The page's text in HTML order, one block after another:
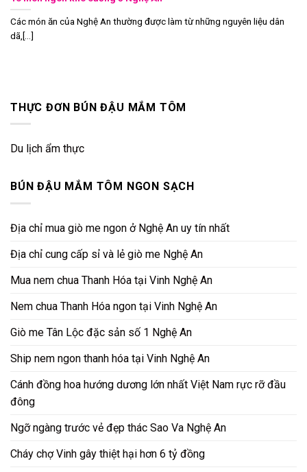
Các món ăn của Nghệ An thường được làm từ những nguyên liệu dân
dã,[...]
THỰC ĐƠN BÚN ĐẬU MẮM TÔM
Du lịch ẩm thực
BÚN ĐẬU MẮM TÔM NGON SẠCH
Địa chỉ mua giò me ngon ở Nghệ An uy tín nhất
Địa chỉ cung cấp sỉ và lẻ giò me Nghệ An
Mua nem chua Thanh Hóa tại Vinh Nghệ An
Nem chua Thanh Hóa ngon tại Vinh Nghệ An
Giò me Tân Lộc đặc sản số 1 Nghệ An
Ship nem ngon thanh hóa tại Vinh Nghệ An
Cánh đồng hoa hướng dương lớn nhất Việt Nam rực rỡ đầu
đông
Ngỡ ngàng trước vẻ đẹp thác Sao Va Nghệ An
Cháy chợ Vinh gây thiệt hại hơn 6 tỷ đồng